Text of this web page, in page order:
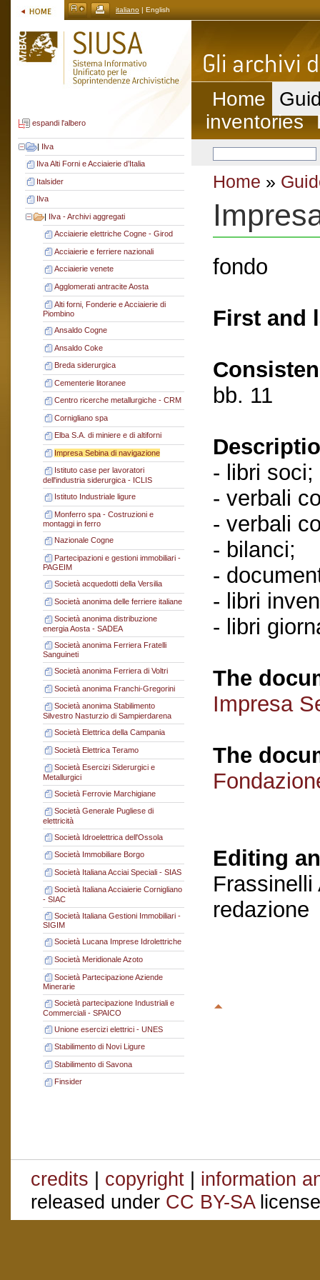
italiano | English
espandi l'albero
| Ilva
Ilva Alti Forni e Acciaierie d’Italia
Italsider
Ilva
| Ilva - Archivi aggregati
Acciaierie elettriche Cogne - Girod
Acciaierie e ferriere nazionali
Acciaierie venete
Agglomerati antracite Aosta
Alti forni, Fonderie e Acciaierie di
Piombino
Ansaldo Cogne
Ansaldo Coke
Breda siderurgica
Cementerie litoranee
Centro ricerche metallurgiche - CRM
Cornigliano spa
Elba S.A. di miniere e di altiforni
Impresa Sebina di navigazione
Istituto case per lavoratori
dell'industria siderurgica - ICLIS
Istituto Industriale ligure
Monferro spa - Costruzioni e
montaggi in ferro
Nazionale Cogne
Partecipazioni e gestioni immobiliari -
PAGEIM
Società acquedotti della Versilia
Società anonima delle ferriere italiane
Società anonima distribuzione
energia Aosta - SADEA
Società anonima Ferriera Fratelli
Sanguineti
Società anonima Ferriera di Voltri
Società anonima Franchi-Gregorini
Società anonima Stabilimento
Silvestro Nasturzio di Sampierdarena
Società Elettrica della Campania
Società Elettrica Teramo
Società Esercizi Siderurgici e
Metallurgici
Società Ferrovie Marchigiane
Società Generale Pugliese di
elettricità
Società Idroelettrica dell'Ossola
Società Immobiliare Borgo
Società Italiana Acciai Speciali - SIAS
Società Italiana Acciaierie Cornigliano
- SIAC
Società Italiana Gestioni Immobiliari -
SIGIM
Società Lucana Imprese Idrolettriche
Società Meridionale Azoto
Società Partecipazione Aziende
Minerarie
Società partecipazione Industriali e
Commerciali - SPAICO
Unione esercizi elettrici - UNES
Stabilimento di Novi Ligure
Stabilimento di Savona
Finsider
Home
inventories
Home »
fondo
First and
bb. 11
- libri soci;
- verbali
- verbali
- bilanci;
-
- libri
- libri
The
Impresa
The
Editing
Frassinelli
redazione
credits | copyright | information
released under CC BY-SA